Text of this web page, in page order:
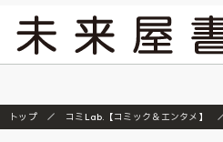
トップ コミLab.【コミック＆エンタメ】